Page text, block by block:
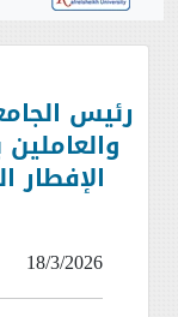
رئيس
18/3/2026